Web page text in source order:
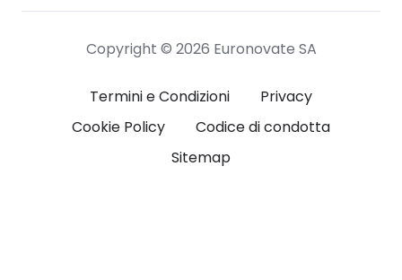
Copyright © 2026 Euronovate SA
Termini e Condizioni
Privacy
Cookie Policy
Codice di condotta
Sitemap